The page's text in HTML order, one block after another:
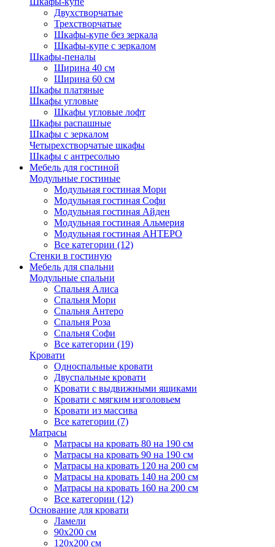
Двухстворчатые
Трехстворчатые
Шкафы-купе без зеркала
Шкафы-купе с зеркалом
Шкафы-пеналы
Ширина 40 см
Ширина 60 см
Шкафы платяные
Шкафы угловые
Шкафы угловые лофт
Шкафы распашные
Шкафы с зеркалом
Четырехстворчатые шкафы
Шкафы с антресолью
Мебель для гостиной
Модульные гостиные
Модульная гостиная Мори
Модульная гостиная Софи
Модульная гостиная Айден
Модульная гостиная Альмерия
Модульная гостиная АНТЕРО
Все категории (12)
Стенки в гостиную
Мебель для спальни
Модульные спальни
Спальня Алиса
Спальня Мори
Спальня Антеро
Спальня Роза
Спальня Софи
Все категории (19)
Кровати
Односпальные кровати
Двуспальные кровати
Кровати с выдвижными ящиками
Кровати с мягким изголовьем
Кровати из массива
Все категории (7)
Матрасы
Матрасы на кровать 80 на 190 см
Матрасы на кровать 90 на 190 см
Матрасы на кровать 120 на 200 см
Матрасы на кровать 140 на 200 см
Матрасы на кровать 160 на 200 см
Все категории (12)
Основание для кровати
Ламели
90х200 см
120х200 см